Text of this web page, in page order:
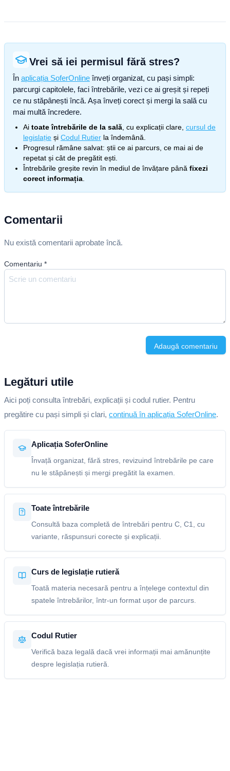
Vrei să iei permisul fără stres?
În aplicația SoferOnline înveți organizat, cu pași simpli:
parcurgi capitolele, faci întrebările, vezi ce ai greșit și repeți
ce nu stăpânești încă. Așa înveți corect și mergi la sală cu
mai multă încredere.
Ai toate întrebările de la sală , cu explicații clare, cursul de
legislație și Codul Rutier la îndemână.
Progresul rămâne salvat: știi ce ai parcurs, ce mai ai de
repetat și cât de pregătit ești.
Întrebările greșite revin în mediul de învățare până fixezi
corect informația
Comentarii
Nu există comentarii aprobate încă.
Comentariu *
Adaugă comentariu
Legături utile
Aici poți consulta întrebări, explicații și codul rutier. Pentru
pregătire cu pași simpli și clari, continuă în aplicația SoferOnline.
Aplicația SoferOnline
Învață organizat, fără stres, revizuind întrebările pe care
nu le stăpânești și mergi pregătit la examen.
Toate întrebările
Consultă baza completă de întrebări pentru C, C1, cu
variante, răspunsuri corecte și explicații.
Curs de legislație rutieră
Toată materia necesară pentru a înțelege contextul din
spatele întrebărilor, într-un format ușor de parcurs.
Codul Rutier
Verifică baza legală dacă vrei informații mai amănunțite
despre legislația rutieră.